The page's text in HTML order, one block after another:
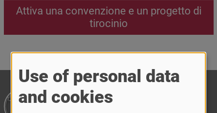
Attiva una convenzione e un progetto di
tirocinio
Use of personal data
and cookies